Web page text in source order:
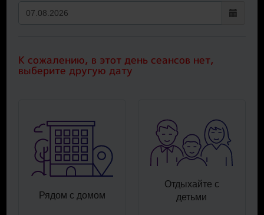
К сожалению, в этот день сеансов нет,
выберите другую дату
Рядом с домом
Отдыхайте с
детьми